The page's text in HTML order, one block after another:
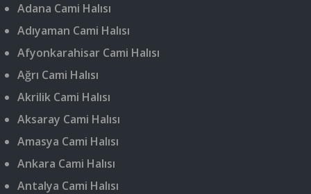
Adana Cami Halısı
Adıyaman Cami Halısı
Afyonkarahisar Cami Halısı
Ağrı Cami Halısı
Akrilik Cami Halısı
Aksaray Cami Halısı
Amasya Cami Halısı
Ankara Cami Halısı
Antalya Cami Halısı